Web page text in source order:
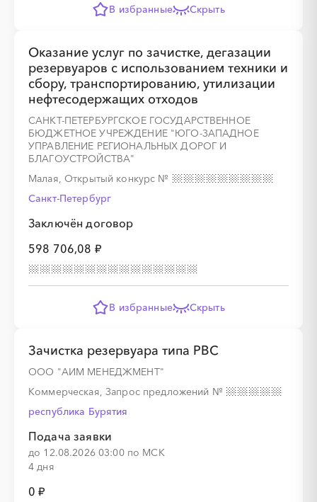
В избранные Скрыть
Оказание услуг по зачистке, дегазации
резервуаров с использованием техники и
сбору, транспортированию, утилизации
нефтесодержащих отходов
САНКТ-ПЕТЕРБУРГСКОЕ ГОСУДАРСТВЕННОЕ
БЮДЖЕТНОЕ УЧРЕЖДЕНИЕ "ЮГО-ЗАПАДНОЕ
УПРАВЛЕНИЕ РЕГИОНАЛЬНЫХ ДОРОГ И
БЛАГОУСТРОЙСТВА"
Малая, Открытый конкурс №
Санкт-Петербург
Заключён договор
598 706,08 ₽
В избранные Скрыть
Зачистка резервуара типа РВС
ООО "АИМ МЕНЕДЖМЕНТ"
Коммерческая, Запрос предложений №
республика Бурятия
Подача заявки
до 12.08.2026 03:00 по МСК
4 дня
0 ₽
░░░ ░
░
░
░
░
░
░
░
░ ░░░
░
░
░
░
░
░
░
░
░
░
░
░
░